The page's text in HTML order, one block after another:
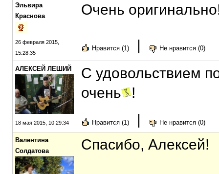
Эльвира
Краснова
26 февраля 2015,
15:28:35
Очень
Нравится (1) | Не нравится (0)
АЛЕКСЕЙ ЛЕШИЙ
18 мая 2015, 10:29:34
C удовольствием
очень
!
Нравится (1) | Не нравится (0)
Валентина
Солдатова
Спасибо, Алексей!